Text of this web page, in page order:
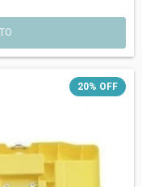
20% OFF